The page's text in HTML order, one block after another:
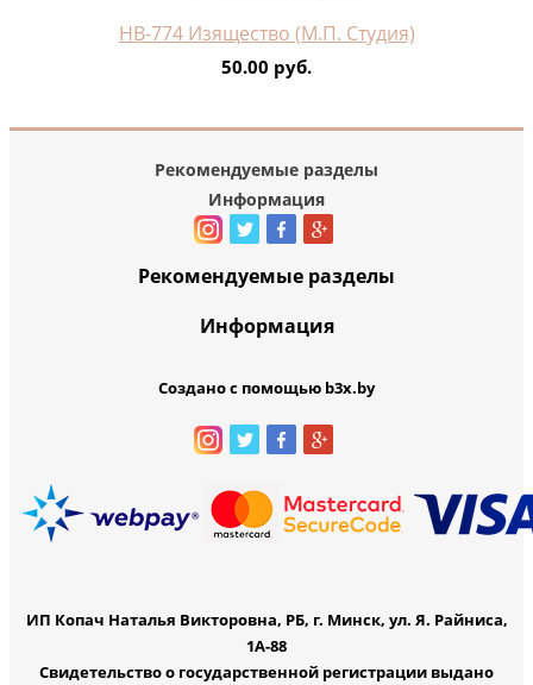
НВ-774 Изящество (М.П. Студия)
50.00 руб.
Рекомендуемые разделы
Информация
Рекомендуемые разделы
Информация
Создано с помощью b3x.by
ИП Копач Наталья Викторовна, РБ, г. Минск, ул. Я. Райниса,
1А-88
Свидетельство о государственной регистрации выдано